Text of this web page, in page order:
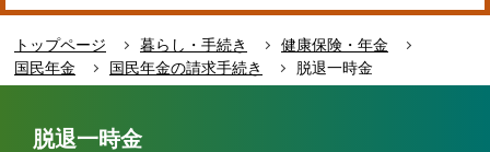
す
トップページ 暮らし・手続き
健康保険・年金
国民年金
国民年金の請求手続き
脱退一時金
脱退一時金